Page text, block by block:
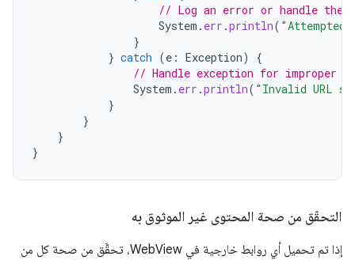
// Log an error or handle the
System . err .println( "Attempted
}
} catch (e : Exception)
{
// Handle exception for improper
System . err .println( "Invalid URL
}
}
}
}
التحقّق من صحة المحتوى غير الموثوق به
إذا تم تحميل أي روابط خارجية في WebView، تحقَّق من صحة كل من